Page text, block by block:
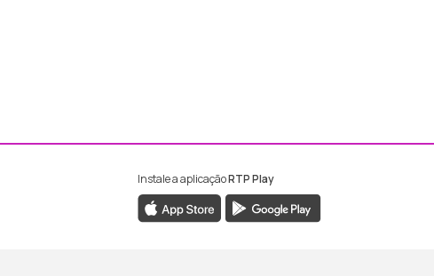
da RTP Madeira
Instagram da RTP Madeira
Instale a aplicaçãoRTP Play